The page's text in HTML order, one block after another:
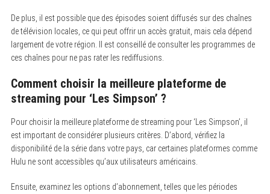
De plus, il est possible que des épisodes soient diffusés sur des chaînes
de télévision locales, ce qui peut offrir un accès gratuit, mais cela dépend
largement de votre région. Il est conseillé de consulter les programmes de
ces chaînes pour ne pas rater les rediffusions.
Comment choisir la meilleure plateforme de
streaming pour ‘Les Simpson’ ?
Pour choisir la meilleure plateforme de streaming pour ‘Les Simpson’, il
est important de considérer plusieurs critères. D’abord, vérifiez la
disponibilité de la série dans votre pays, car certaines plateformes comme
Hulu ne sont accessibles qu’aux utilisateurs américains.
Ensuite, examinez les options d’abonnement, telles que les périodes